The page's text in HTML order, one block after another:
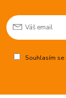
Souhlasím se